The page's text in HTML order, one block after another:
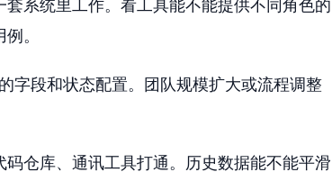
系统里工作。看工具能不能提供不同角色的
。
字段和状态配置。团队规模扩大或流程调整
仓库、通讯工具打通。历史数据能不能平滑